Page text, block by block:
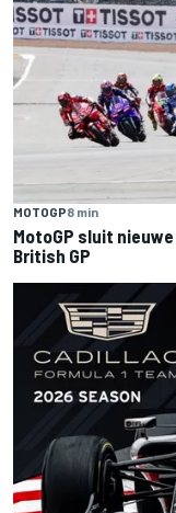
MOTOGP8 min
MotoGP sluit
British GP